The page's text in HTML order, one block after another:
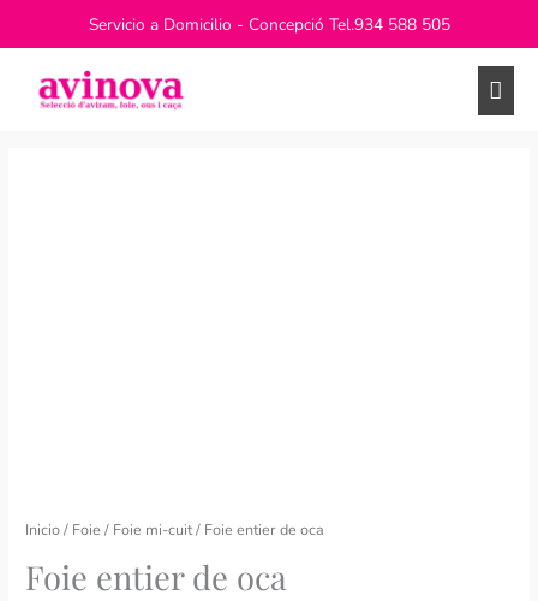
Servicio a Domicilio - Concepció Tel.934 588 505
Inicio/ Foie / Foie mi-cuit/ Foie entier de oca
Foie entier de oca